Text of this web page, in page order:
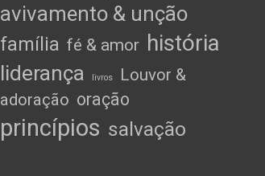
avivamento & unção
família fé & amor história
liderança livros
Louvor &
adoração oração
princípios salvação